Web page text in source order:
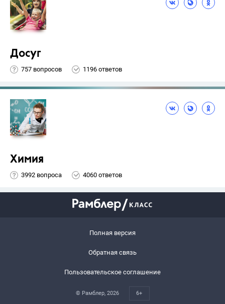
Досуг
757 вопросов 1196 ответов
Химия
3992 вопроса 4060 ответов
Полная версия
Обратная связь
Пользовательское соглашение
© Рамблер, 2026 6+